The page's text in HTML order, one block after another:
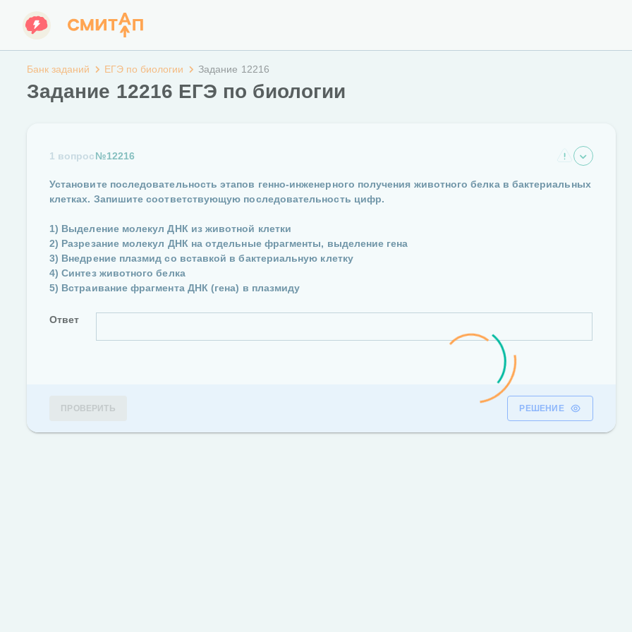
Банк заданий ЕГЭ по биологии Задание 12216
Задание 12216 ЕГЭ по биологии
1 вопрос№12216
Установите последовательность этапов генно-инженерного получения животного белка в бактериальных
клетках. Запишите соответствующую последовательность цифр.
1) Выделение молекул ДНК из животной клетки
2) Разрезание молекул ДНК на отдельные фрагменты, выделение гена
3) Внедрение плазмид со вставкой в бактериальную клетку
4) Синтез животного белка
5) Встраивание фрагмента ДНК (гена) в плазмиду
Ответ
ПРОВЕРИТЬ РЕШЕНИЕ